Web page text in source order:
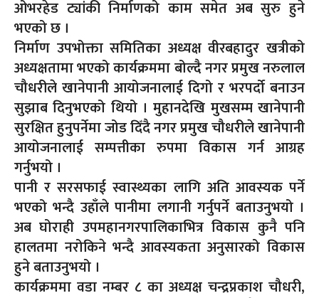
ओभरहेड ट्यांकी निर्माणको काम समेत अब सुरु हुने
भएको छ ।
निर्माण उपभोक्ता समितिका अध्यक्ष वीरबहादुर खत्रीको
अध्यक्षतामा भएको कार्यक्रममा बोल्दै नगर प्रमुख नरुलाल
चौधरीले खानेपानी आयोजनालाई दिगो र भरपर्दो बनाउन
सुझाब दिनुभएको थियो । मुहानदेखि मुखसम्म खानेपानी
सुरक्षित हुनुपर्नेमा जोड दिँदै नगर प्रमुख चौधरीले खानेपानी
आयोजनालाई सम्पत्तीका रुपमा विकास गर्न आग्रह
गर्नुभयो ।
पानी र सरसफाई स्वास्थ्यका लागि अति आवस्यक पर्ने
भएको भन्दै उहाँले पानीमा लगानी गर्नुपर्ने बताउनुभयो ।
अब घोराही उपमहानगरपालिकाभित्र विकास कुनै पनि
हालतमा नरोकिने भन्दै आवस्यकता अनुसारको विकास
हुने बताउनुभयो ।
कार्यक्रममा वडा नम्बर ८ का अध्यक्ष चन्द्रप्रकाश चौधरी,